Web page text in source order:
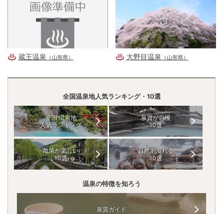
蔵王温泉 （山形県） 大野目温泉 （山形県）
全国温泉地人気ランキング・10選
全国 温泉地
人気ランキング
泉質が自慢
10選
散策が楽しい
10選
自然あふれる
10選
温泉の特徴を知ろう
泉質ガイド